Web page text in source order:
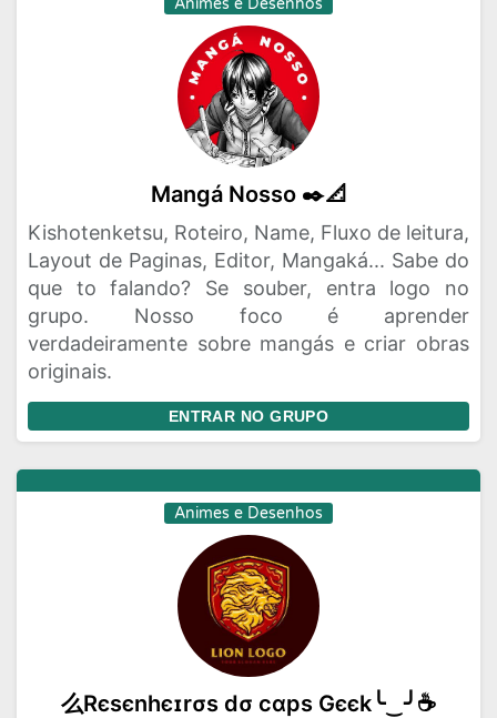
Animes e Desenhos
Mangá Nosso ✒️📐
Kishotenketsu, Roteiro, Name, Fluxo de leitura,
Layout de Paginas, Editor, Mangaká... Sabe do
que to falando? Se souber, entra logo no
grupo. Nosso foco é aprender
verdadeiramente sobre mangás e criar obras
originais.
ENTRAR NO GRUPO
Animes e Desenhos
么Rєѕєnhєɪrσѕ dσ cαpѕ Gєєk╰‿╯☕